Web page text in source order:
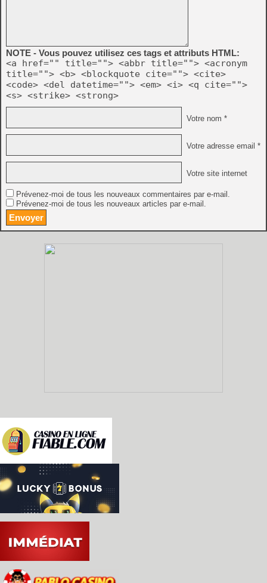
NOTE - Vous pouvez utilisez ces tags et attributs HTML:
<a href="" title=""> <abbr title=""> <acronym
title=""> <b> <blockquote cite=""> <cite>
<code> <del datetime=""> <em> <i> <q cite="">
<s> <strike> <strong>
Votre nom *
Votre adresse email *
Votre site internet
Prévenez-moi de tous les nouveaux commentaires par e-mail.
Prévenez-moi de tous les nouveaux articles par e-mail.